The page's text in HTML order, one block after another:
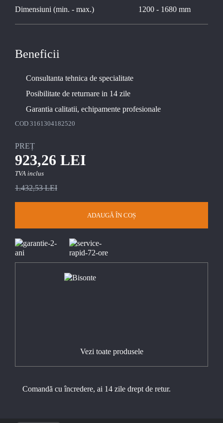
Dimensiuni (min. - max.)
1200 - 1680 mm
Beneficii
Consultanta tehnica de specialitate
Posibilitate de returnare in 14 zile
Garantia calitatii, echipamente profesionale
COD 3161304182520
PREȚ
923,26 LEI
TVA inclus
1.432,53 LEI
ADAUGĂ ÎN COȘ
Vezi toate produsele
Comandă cu încredere, ai 14 zile drept de retur.